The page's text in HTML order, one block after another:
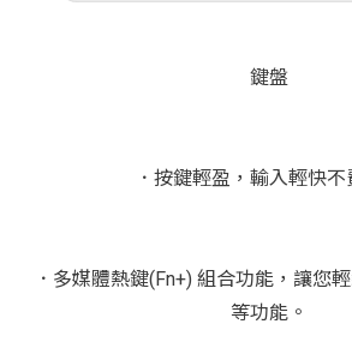
鍵盤
．按鍵輕盈，輸入輕快不
．多媒體熱鍵(Fn+) 組合功能，讓您
等功能。